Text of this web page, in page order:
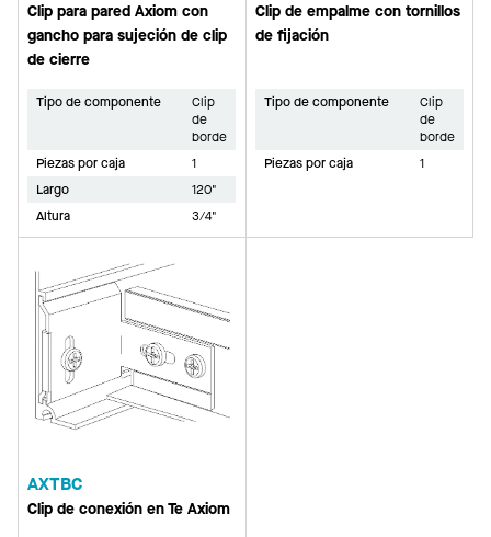
Clip para pared Axiom con
gancho para sujeción de clip
de cierre
Tipo de componente
Clip
de
borde
Piezas por caja
1
Largo
120"
Altura
3/4"
Clip de empalme con tornillos
de fijación
Tipo de componente
Clip
de
borde
Piezas por caja
1
AXTBC
Clip de conexión en Te Axiom